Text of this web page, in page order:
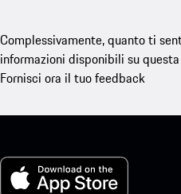
Complessivamente, quanto ti
informazioni disponibili su
Fornisci ora il tuo feedback